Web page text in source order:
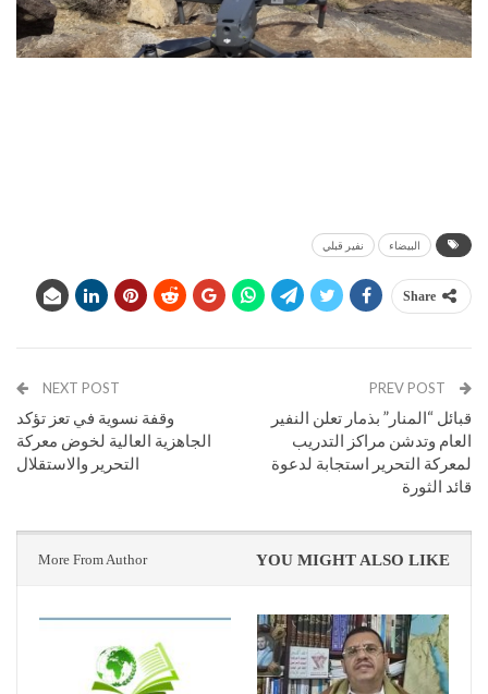
البيضاء نفير قبلي
Share
قبائل “المنار” بذمار تعلن النفير
العام وتدشن مراكز التدريب
لمعركة التحرير استجابة لدعوة
قائد الثورة
NEXT POST
وقفة نسوية في تعز تؤكد
الجاهزية العالية لخوض معركة
التحرير والاستقلال
YOU MIGHT ALSO LIKE
More From Author